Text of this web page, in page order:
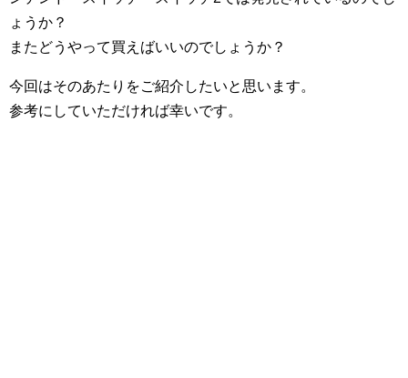
ょうか？
またどうやって買えばいいのでしょうか？
今回はそのあたりをご紹介したいと思います。
参考にしていただければ幸いです。